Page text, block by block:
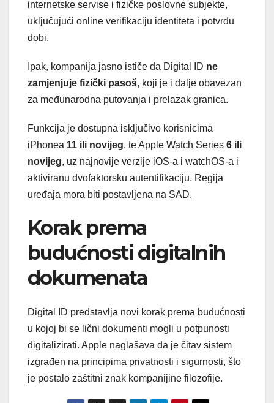
internetske servise i fizičke poslovne subjekte,
uključujući online verifikaciju identiteta i potvrdu
dobi.
Ipak, kompanija jasno ističe da Digital ID ne
zamjenjuje fizički pasoš, koji je i dalje obavezan
za međunarodna putovanja i prelazak granica.
Funkcija je dostupna isključivo korisnicima
iPhonea 11 ili novijeg, te Apple Watch Series 6 ili
novijeg, uz najnovije verzije iOS-a i watchOS-a i
aktiviranu dvofaktorsku autentifikaciju. Regija
uređaja mora biti postavljena na SAD.
Korak prema
budućnosti digitalnih
dokumenata
Digital ID predstavlja novi korak prema budućnosti
u kojoj bi se lični dokumenti mogli u potpunosti
digitalizirati. Apple naglašava da je čitav sistem
izgrađen na principima privatnosti i sigurnosti, što
je postalo zaštitni znak kompanijine filozofije.